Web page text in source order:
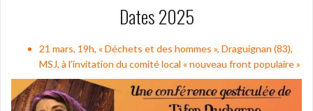
Dates 2025
21 mars, 19h, « Déchets et des hommes », Draguignan (83),
MSJ, à l’invitation du comité local « nouveau front populaire »